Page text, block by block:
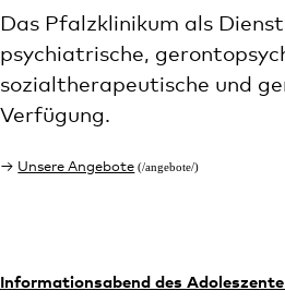
Das Pfalzklinikum als
psychiatrische,
sozialtherapeutische und
Verfügung.
Unsere Angebote
Informationsabend des